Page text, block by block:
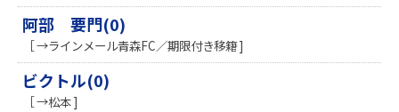
阿部 要門(0)
［ →ラインメール青森FC／期限付き移籍 ]
ビクトル(0)
［ →松本 ]